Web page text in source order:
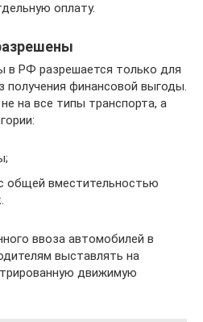
оплату.
в РФ разрешается только для
получения финансовой выгоды.
на все типы транспорта, а
общей вместительностью
ввоза автомобилей в
выставлять на
движимую